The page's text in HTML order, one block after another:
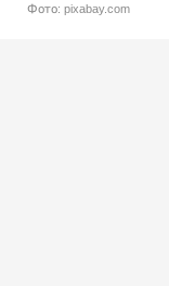
Фото: pixabay.com